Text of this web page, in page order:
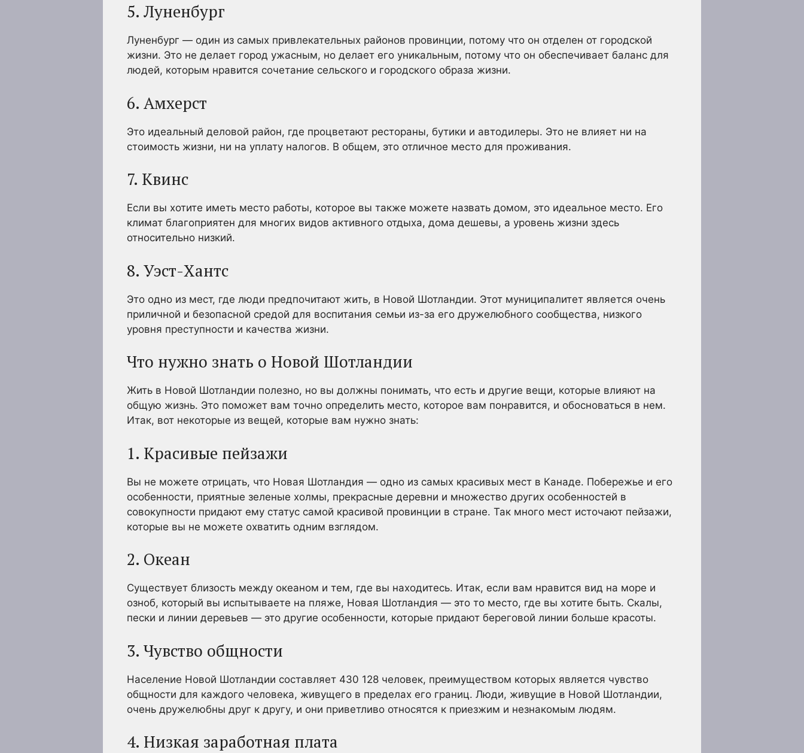
5. Луненбург
Луненбург — один из самых привлекательных районов провинции, потому что он отделен от городской
жизни. Это не делает город ужасным, но делает его уникальным, потому что он обеспечивает баланс для
людей, которым нравится сочетание сельского и городского образа жизни.
6. Амхерст
Это идеальный деловой район, где процветают рестораны, бутики и автодилеры. Это не влияет ни на
стоимость жизни, ни на уплату налогов. В общем, это отличное место для проживания.
7. Квинс
Если вы хотите иметь место работы, которое вы также можете назвать домом, это идеальное место. Его
климат благоприятен для многих видов активного отдыха, дома дешевы, а уровень жизни здесь
относительно низкий.
8. Уэст-Хантс
Это одно из мест, где люди предпочитают жить, в Новой Шотландии. Этот муниципалитет является очень
приличной и безопасной средой для воспитания семьи из-за его дружелюбного сообщества, низкого
уровня преступности и качества жизни.
Что нужно знать о Новой Шотландии
Жить в Новой Шотландии полезно, но вы должны понимать, что есть и другие вещи, которые влияют на
общую жизнь. Это поможет вам точно определить место, которое вам понравится, и обосноваться в нем.
Итак, вот некоторые из вещей, которые вам нужно знать:
1. Красивые пейзажи
Вы не можете отрицать, что Новая Шотландия — одно из самых красивых мест в Канаде. Побережье и его
особенности, приятные зеленые холмы, прекрасные деревни и множество других особенностей в
совокупности придают ему статус самой красивой провинции в стране. Так много мест источают пейзажи,
которые вы не можете охватить одним взглядом.
2. Океан
Существует близость между океаном и тем, где вы находитесь. Итак, если вам нравится вид на море и
озноб, который вы испытываете на пляже, Новая Шотландия — это то место, где вы хотите быть. Скалы,
пески и линии деревьев — это другие особенности, которые придают береговой линии больше красоты.
3. Чувство общности
Население Новой Шотландии составляет 430 128 человек, преимуществом которых является чувство
общности для каждого человека, живущего в пределах его границ. Люди, живущие в Новой Шотландии,
очень дружелюбны друг к другу, и они приветливо относятся к приезжим и незнакомым людям.
4. Низкая заработная плата